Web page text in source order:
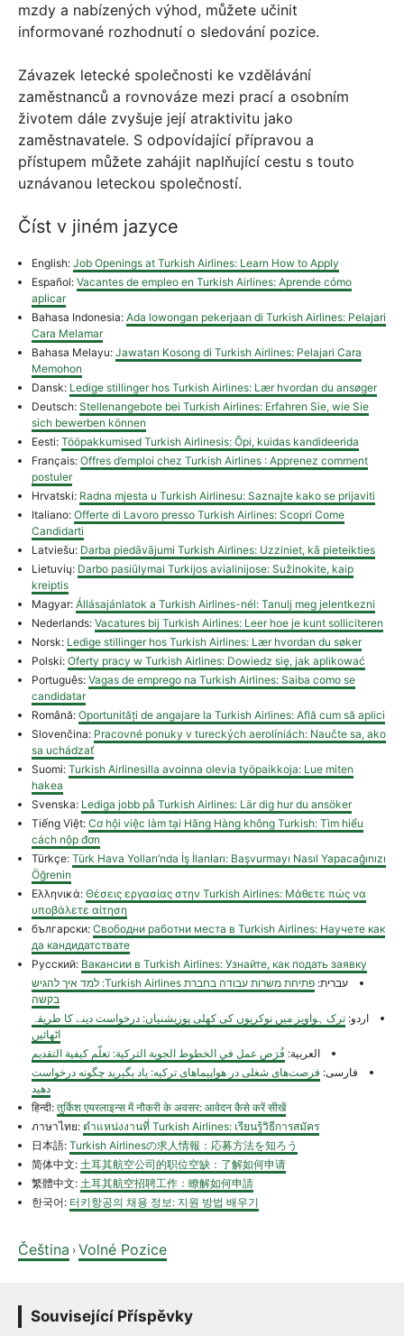
mzdy a nabízených výhod, můžete učinit
informované rozhodnutí o sledování pozice.
Závazek letecké společnosti ke vzdělávání
zaměstnanců a rovnováze mezi prací a osobním
životem dále zvyšuje její atraktivitu jako
zaměstnavatele. S odpovídající přípravou a
přístupem můžete zahájit naplňující cestu s touto
uznávanou leteckou společností.
Číst v jiném jazyce
English: Job Openings at Turkish Airlines: Learn How to Apply
Español: Vacantes de empleo en Turkish Airlines: Aprende cómo
aplicar
Bahasa Indonesia: Ada lowongan pekerjaan di Turkish Airlines: Pelajari
Cara Melamar
Bahasa Melayu: Jawatan Kosong di Turkish Airlines: Pelajari Cara
Memohon
Dansk: Ledige stillinger hos Turkish Airlines: Lær hvordan du ansøger
Deutsch: Stellenangebote bei Turkish Airlines: Erfahren Sie, wie Sie
sich bewerben können
Eesti: Tööpakkumised Turkish Airlinesis: Õpi, kuidas kandideerida
Français: Offres d’emploi chez Turkish Airlines : Apprenez comment
postuler
Hrvatski: Radna mjesta u Turkish Airlinesu: Saznajte kako se prijaviti
Italiano: Offerte di Lavoro presso Turkish Airlines: Scopri Come
Candidarti
Latviešu: Darba piedāvājumi Turkish Airlines: Uzziniet, kā pieteikties
Lietuvių: Darbo pasiūlymai Turkijos avialinijose: Sužinokite, kaip
kreiptis
Magyar: Állásajánlatok a Turkish Airlines-nél: Tanulj meg jelentkezni
Nederlands: Vacatures bij Turkish Airlines: Leer hoe je kunt solliciteren
Norsk: Ledige stillinger hos Turkish Airlines: Lær hvordan du søker
Polski: Oferty pracy w Turkish Airlines: Dowiedz się, jak aplikować
Português: Vagas de emprego na Turkish Airlines: Saiba como se
candidatar
Română: Oportunități de angajare la Turkish Airlines: Află cum să aplici
Slovenčina: Pracovné ponuky v tureckých aerolíniách: Naučte sa, ako
sa uchádzať
Suomi: Turkish Airlinesilla avoinna olevia työpaikkoja: Lue miten
hakea
Svenska: Lediga jobb på Turkish Airlines: Lär dig hur du ansöker
Tiếng Việt: Cơ hội việc làm tại Hãng Hàng không Turkish: Tìm hiểu
cách nộp đơn
Türkçe: Türk Hava Yolları’nda İş İlanları: Başvurmayı Nasıl Yapacağınızı
Öğrenin
Ελληνικά: Θέσεις εργασίας στην Turkish Airlines: Μάθετε πώς να
υποβάλετε αίτηση
български: Свободни работни места в Turkish Airlines: Научете как
да кандидатствате
Русский: Вакансии в Turkish Airlines: Узнайте, как подать заявку
עברית:
פתיחת משרות עבודה בחברת Turkish Airlines: למד איך להגיש
בקשה
اردو: ترک ہواویز میں نوکریوں کی کھلی پوزیشنیاں: درخواست دینے کا طریقہ
اٹھائیں
العربية: فُرَص عمل في الخطوط الجوية التركية: تعلّم كيفية التقديم
فارسی: فرصت‌های شغلی در هواپیماهای ترکیه: یاد بگیرید چگونه درخواست
دهید
हिन्दी: तुर्किश एयरलाइन्स में नौकरी के अवसर: आवेदन कैसे करें सीखें
ภาษาไทย: ตำแหน่งงานที่ Turkish Airlines: เรียนรู้วิธีการสมัคร
日本語: Turkish Airlinesの求人情報：応募方法を知ろう
简体中文: 土耳其航空公司的职位空缺：了解如何申请
繁體中文: 土耳其航空招聘工作：瞭解如何申請
한국어: 터키항공의 채용 정보: 지원 방법 배우기
Čeština › Volné Pozice
Související Příspěvky